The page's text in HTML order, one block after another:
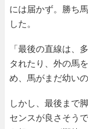
には届かず。勝ち
した。
「最後の直線は、
タれたり、外の馬
め、馬がまだ幼い
しかし、最後まで
センスが良さそう